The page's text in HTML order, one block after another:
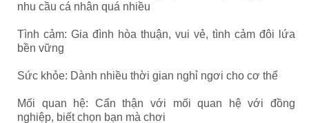
nhu cầu cá nhân quá nhiều
Tình cảm: Gia đình hòa thuận, vui vẻ, tình cảm đôi lứa
bền vững
Sức khỏe: Dành nhiều thời gian nghỉ ngơi cho cơ thể
Mối quan hệ: Cẩn thận với mối quan hệ với đồng
nghiệp, biết chọn bạn mà chơi